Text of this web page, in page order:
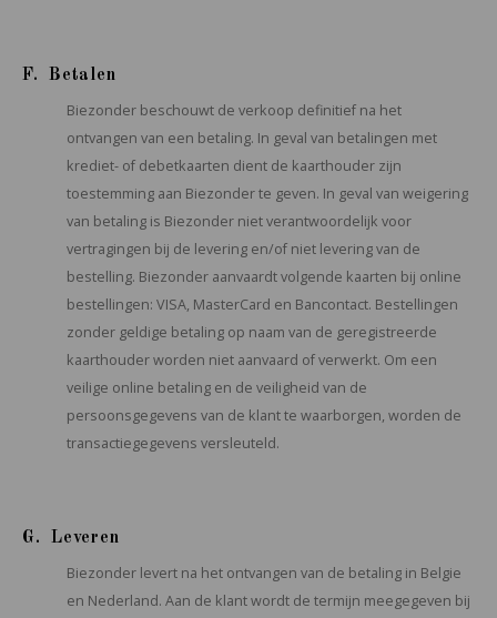
F. Betalen
Biezonder beschouwt de verkoop definitief na het
ontvangen van een betaling. In geval van betalingen met
krediet- of debetkaarten dient de kaarthouder zijn
toestemming aan Biezonder te geven. In geval van weigering
van betaling is Biezonder niet verantwoordelijk voor
vertragingen bij de levering en/of niet levering van de
bestelling. Biezonder aanvaardt volgende kaarten bij online
bestellingen: VISA, MasterCard en Bancontact. Bestellingen
zonder geldige betaling op naam van de geregistreerde
kaarthouder worden niet aanvaard of verwerkt. Om een
veilige online betaling en de veiligheid van de
persoonsgegevens van de klant te waarborgen, worden de
transactiegegevens versleuteld.
G. Leveren
Biezonder levert na het ontvangen van de betaling in Belgie
en Nederland. Aan de klant wordt de termijn meegegeven bij